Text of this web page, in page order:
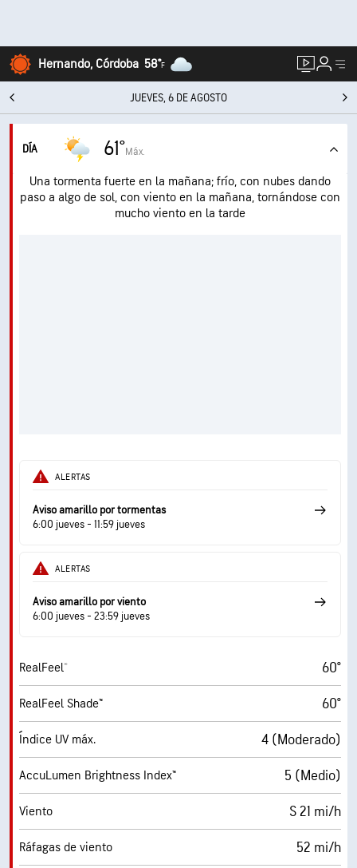
Hernando, Córdoba 58°F
JUEVES, 6 DE AGOSTO
DÍA 61°Máx.
Una tormenta fuerte en la mañana; frío, con nubes dando
paso a algo de sol, con viento en la mañana, tornándose con
mucho viento en la tarde
ALERTAS
Aviso amarillo por tormentas
6:00 jueves - 11:59 jueves
ALERTAS
Aviso amarillo por viento
6:00 jueves - 23:59 jueves
RealFeel® 60°
RealFeel Shade™ 60°
Índice UV máx. 4 (Moderado)
AccuLumen Brightness Index™ 5 (Medio)
Viento S 21 mi/h
Ráfagas de viento 52 mi/h